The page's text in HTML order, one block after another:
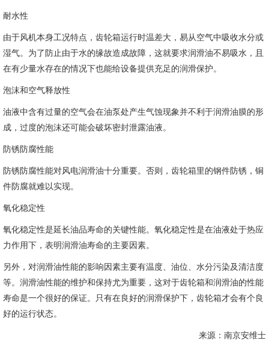
耐水性
由于风机本身工况特点，齿轮箱运行时温差大，易从空气中吸收水分或
湿气。为了防止由于水的缘故造成故障，这就要求润滑油不易吸水，且
在有少量水存在的情况下也能给设备提供充足的润滑保护。
泡沫和空气释放性
油液中含有过量的空气会在油泵处产生气蚀现象并不利于润滑油膜的形
成，过度的泡沫还可能会破坏密封泄露油液。
防锈防腐性能
防锈防腐性能对风电润滑油十分重要。否则，齿轮箱里的钢件防锈，铜
件防腐就难以实现。
氧化稳定性
氧化稳定性是延长油品寿命的关键性能。氧化稳定性是在油液处于热应
力作用下，表明润滑油寿命的主要因素。
另外，对润滑油性能的影响因素主要有温度、油位、水分污染及清洁度
等。润滑油性能的维护和保持尤为重要，这对于齿轮箱和润滑油的性能
寿命是一个很好的保证。只有在良好的润滑保护下，齿轮箱才会有个良
好的运行状态。
来源：南京安维士